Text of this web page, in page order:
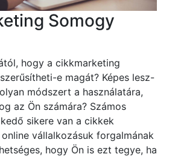
Somogy
hogy a cikkmarketing
e magát? Képes lesz-
módszert a használatára,
az Ön számára? Számos
sikere van a cikkek
vállalkozásuk forgalmának
hogy Ön is ezt tegye, ha